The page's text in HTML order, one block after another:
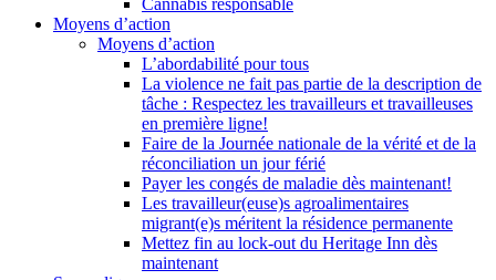
Cannabis responsable
Moyens d’action
Moyens d’action
L’abordabilité pour tous
La violence ne fait pas partie de la description de
tâche : Respectez les travailleurs et travailleuses
en première ligne!
Faire de la Journée nationale de la vérité et de la
réconciliation un jour férié
Payer les congés de maladie dès maintenant!
Les travailleur(euse)s agroalimentaires
migrant(e)s méritent la résidence permanente
Mettez fin au lock-out du Heritage Inn dès
maintenant